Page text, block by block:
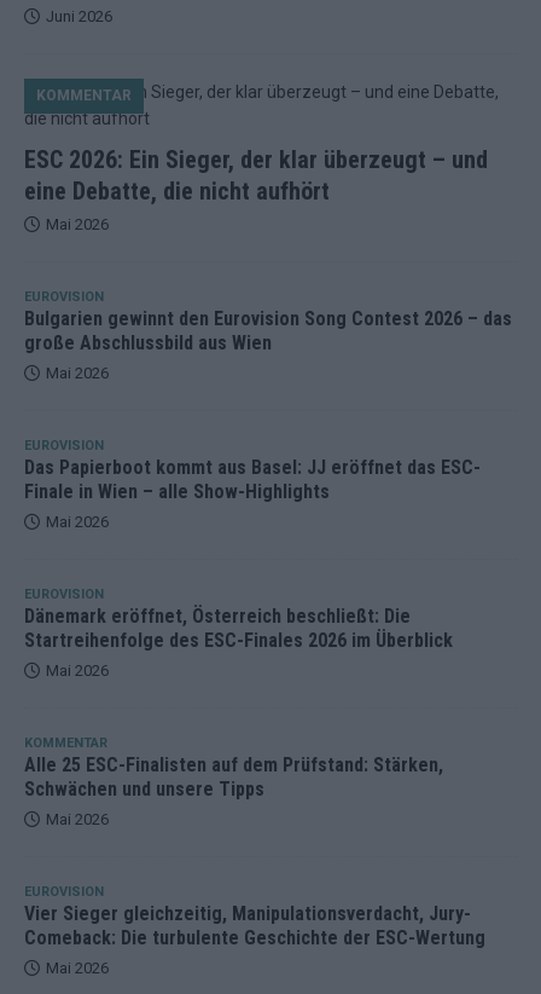
Juni 2026
ESC 2026: Ein Sieger, der klar überzeugt – und
eine Debatte, die nicht aufhört
KOMMENTAR
Mai 2026
EUROVISION
Bulgarien gewinnt den Eurovision Song Contest 2026 – das
große Abschlussbild aus Wien
Mai 2026
EUROVISION
Das Papierboot kommt aus Basel: JJ eröffnet das ESC-
Finale in Wien – alle Show-Highlights
Mai 2026
EUROVISION
Dänemark eröffnet, Österreich beschließt: Die
Startreihenfolge des ESC-Finales 2026 im Überblick
Mai 2026
KOMMENTAR
Alle 25 ESC-Finalisten auf dem Prüfstand: Stärken,
Schwächen und unsere Tipps
Mai 2026
EUROVISION
Vier Sieger gleichzeitig, Manipulationsverdacht, Jury-
Comeback: Die turbulente Geschichte der ESC-Wertung
Mai 2026